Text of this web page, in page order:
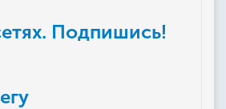
Подпишись!